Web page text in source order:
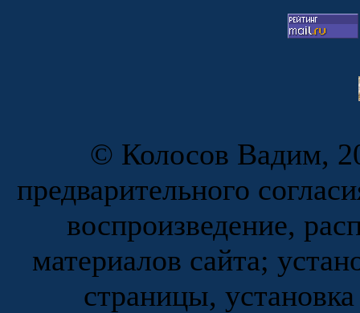
© Колосов Вадим,
предварительного
воспроизведение,
материалов сайта;
страницы,